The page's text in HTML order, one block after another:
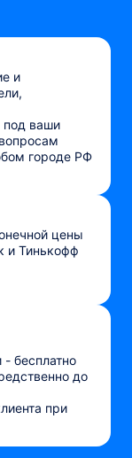
и
под ваши
городе РФ
цены
и Тинькофф
бесплатно
до
при